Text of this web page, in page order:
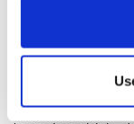
Jessica und Laura-
herzlich
vielen
beide tief berührt